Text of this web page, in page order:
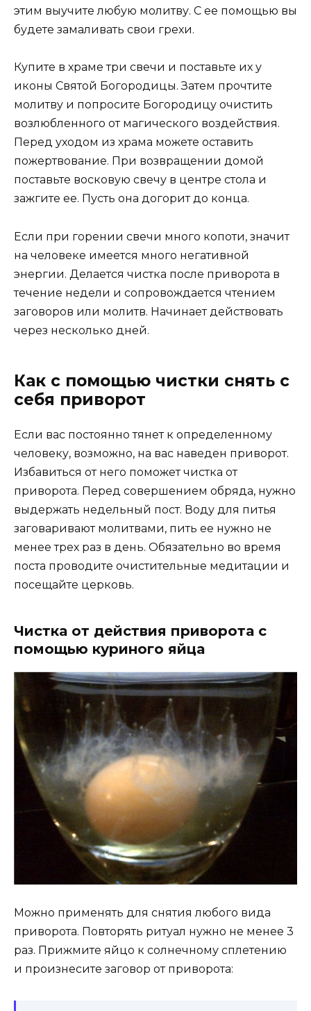
этим выучите любую молитву. С ее помощью вы
будете замаливать свои грехи.
Купите в храме три свечи и поставьте их у
иконы Святой Богородицы. Затем прочтите
молитву и попросите Богородицу очистить
возлюбленного от магического воздействия.
Перед уходом из храма можете оставить
пожертвование. При возвращении домой
поставьте восковую свечу в центре стола и
зажгите ее. Пусть она догорит до конца.
Если при горении свечи много копоти, значит
на человеке имеется много негативной
энергии. Делается чистка после приворота в
течение недели и сопровождается чтением
заговоров или молитв. Начинает действовать
через несколько дней.
Как с помощью чистки снять с
себя приворот
Если вас постоянно тянет к определенному
человеку, возможно, на вас наведен приворот.
Избавиться от него поможет чистка от
приворота. Перед совершением обряда, нужно
выдержать недельный пост. Воду для питья
заговаривают молитвами, пить ее нужно не
менее трех раз в день. Обязательно во время
поста проводите очистительные медитации и
посещайте церковь.
Чистка от действия приворота с
помощью куриного яйца
Можно применять для снятия любого вида
приворота. Повторять ритуал нужно не менее 3
раз. Прижмите яйцо к солнечному сплетению
и произнесите заговор от приворота: